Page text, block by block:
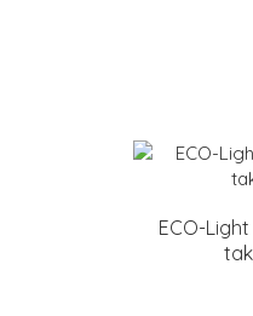
ECO-Light